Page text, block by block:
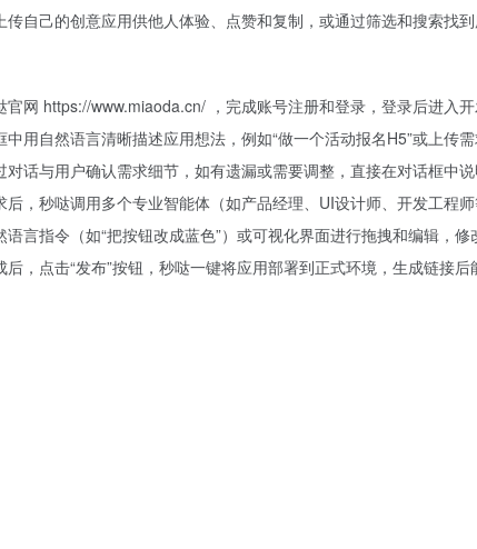
传自己的创意应用供他人体验、点赞和复制，或通过筛选和搜索找
网 https://www.miaoda.cn/ ，完成账号注册和登录，登录后进入开
用自然语言清晰描述应用想法，例如“做一个活动报名H5”或上传需
对话与用户确认需求细节，如有遗漏或需要调整，直接在对话框中
，秒哒调用多个专业智能体（如产品经理、UI设计师、开发工程
言指令（如“把按钮改成蓝色”）或可视化界面进行拖拽和编辑，修
，点击“发布”按钮，秒哒一键将应用部署到正式环境，生成链接后